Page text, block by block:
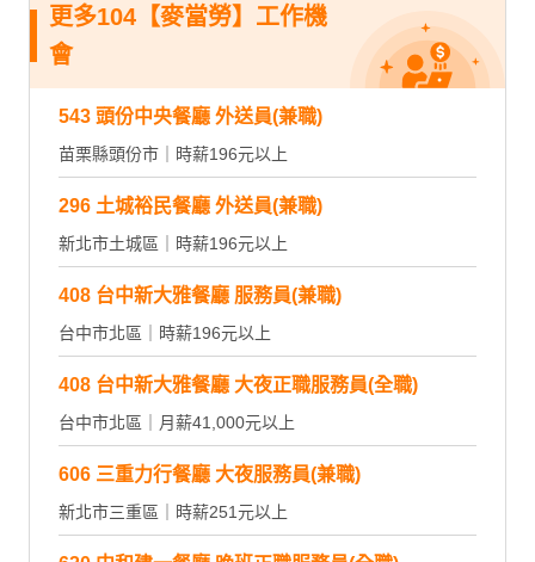
更多104【麥當勞】工作機
會
543 頭份中央餐廳 外送員(兼職)
苗栗縣頭份市｜時薪196元以上
296 土城裕民餐廳 外送員(兼職)
新北市土城區｜時薪196元以上
408 台中新大雅餐廳 服務員(兼職)
台中市北區｜時薪196元以上
408 台中新大雅餐廳 大夜正職服務員(全職)
台中市北區｜月薪41,000元以上
606 三重力行餐廳 大夜服務員(兼職)
新北市三重區｜時薪251元以上